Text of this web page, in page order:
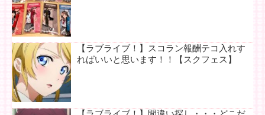
【ラブライブ！】スコラン報酬テコ入れす
ればいいと思います！！【スクフェス】